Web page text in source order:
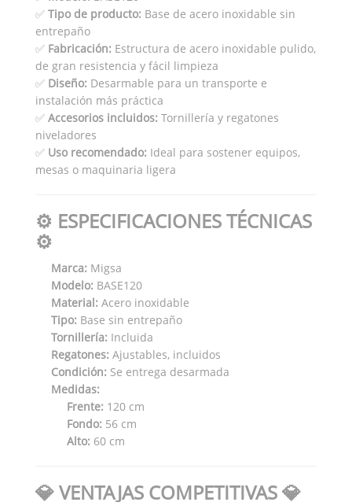
✅ Tipo de producto: Base de acero inoxidable sin
entrepaño
✅ Fabricación: Estructura de acero inoxidable pulido,
de gran resistencia y fácil limpieza
✅ Diseño: Desarmable para un transporte e
instalación más práctica
✅ Accesorios incluidos: Tornillería y regatones
niveladores
✅ Uso recomendado: Ideal para sostener equipos,
mesas o maquinaria ligera
⚙️ ESPECIFICACIONES TÉCNICAS
⚙️
Marca: Migsa
Modelo: BASE120
Material: Acero inoxidable
Tipo: Base sin entrepaño
Tornillería: Incluida
Regatones: Ajustables, incluidos
Condición: Se entrega desarmada
Medidas:
Frente: 120 cm
Fondo: 56 cm
Alto: 60 cm
💎 VENTAJAS COMPETITIVAS 💎